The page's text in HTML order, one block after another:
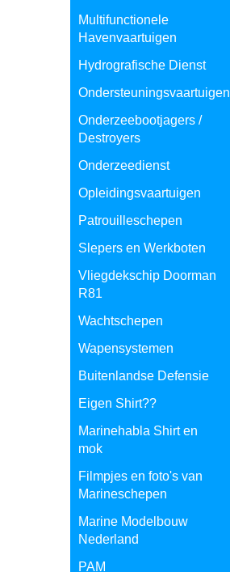
Multifunctionele
Havenvaartuigen
Hydrografische Dienst
Ondersteuningsvaartuigen
Onderzeebootjagers /
Destroyers
Onderzeedienst
Opleidingsvaartuigen
Patrouilleschepen
Slepers en Werkboten
Vliegdekschip Doorman
R81
Wachtschepen
Wapensystemen
Buitenlandse Defensie
Eigen Shirt??
Marinehabla Shirt en
mok
Filmpjes en foto's van
Marineschepen
Marine Modelbouw
Nederland
PAM